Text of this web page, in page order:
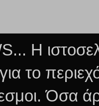
Η
το
Όσα